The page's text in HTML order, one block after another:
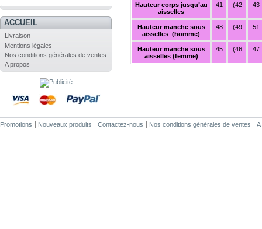
ACCUEIL
Livraison
Mentions légales
Nos conditions générales de ventes
A propos
Hauteur corps jusqu’au
aisselles
41 (42 43
Hauteur manche sous
aisselles (homme)
48 (49 51
Hauteur manche sous
aisselles (femme)
45 (46 47
Promotions Nouveaux produits Contactez-nous Nos conditions générales de ventes A